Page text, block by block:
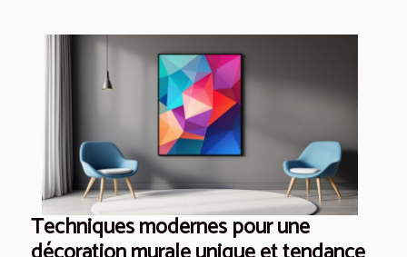
Techniques modernes pour une